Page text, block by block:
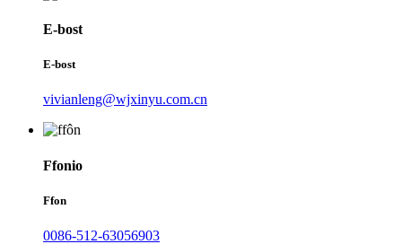
E-bost
E-bost
vivianleng@wjxinyu.com.cn
Ffonio
Ffon
0086-512-63056903